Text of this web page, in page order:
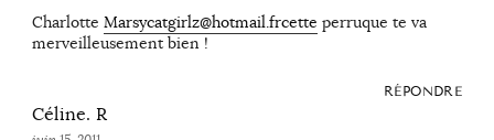
Charlotte Marsycatgirlz@hotmail.frcette perruque te va
merveilleusement bien !
RÉPONDRE
Céline. R